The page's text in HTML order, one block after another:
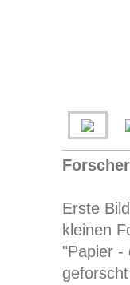
Erste
kleinen
"Papier -